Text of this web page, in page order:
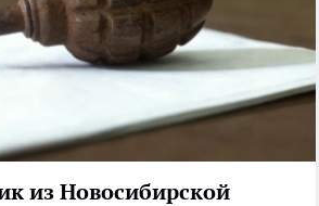
из Новосибирской